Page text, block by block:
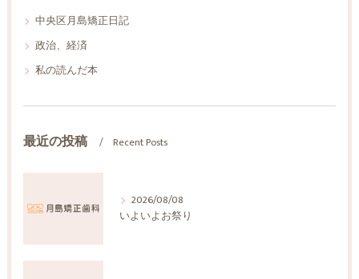
中央区月島矯正日記
政治、経済
私の読んだ本
最近の投稿 Recent Posts
2026/08/08
いよいよお祭り